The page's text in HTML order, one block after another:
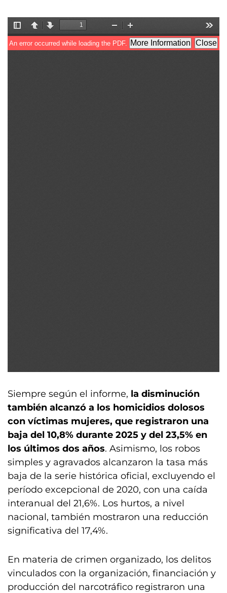
Siempre según el informe, la disminución
también alcanzó a los homicidios dolosos
con víctimas mujeres, que registraron una
baja del 10,8% durante 2025 y del 23,5% en
los últimos dos años. Asimismo, los robos
simples y agravados alcanzaron la tasa más
baja de la serie histórica oficial, excluyendo el
período excepcional de 2020, con una caída
interanual del 21,6%. Los hurtos, a nivel
nacional, también mostraron una reducción
significativa del 17,4%.
En materia de crimen organizado, los delitos
vinculados con la organización, financiación y
producción del narcotráfico registraron una